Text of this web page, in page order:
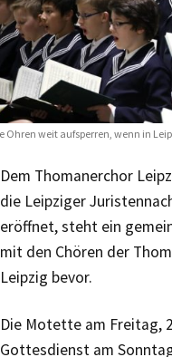
Ohren weit aufsperren, wenn in
Dem Thomanerchor
die Leipziger
eröffnet, steht ein
mit den Chören der
Leipzig bevor.
Die Motette am Freitag,
Gottesdienst am